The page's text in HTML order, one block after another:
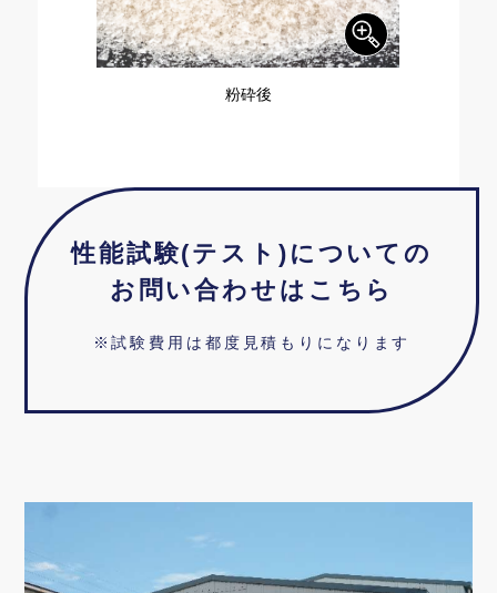
粉砕後
性能試験(テスト)についての
お問い合わせはこちら
※試験費用は都度見積もりになります